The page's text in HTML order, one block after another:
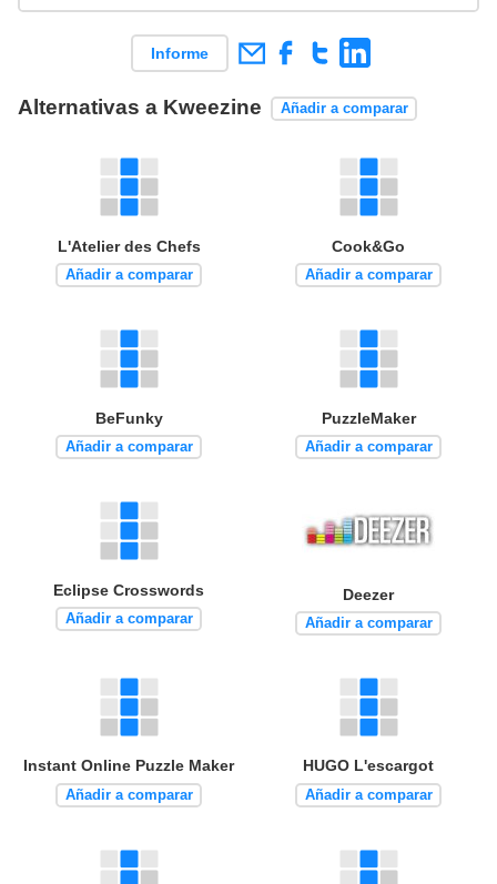
Informe
Alternativas a Kweezine Añadir a comparar
L'Atelier des Chefs
Añadir a comparar
Cook&Go
Añadir a comparar
BeFunky
Añadir a comparar
PuzzleMaker
Añadir a comparar
Eclipse Crosswords
Añadir a comparar
Deezer
Añadir a comparar
Instant Online Puzzle Maker
Añadir a comparar
HUGO L'escargot
Añadir a comparar